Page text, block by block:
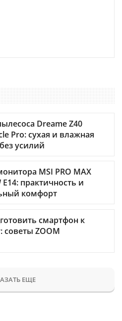
Dreame Z40
Pro: сухая и влажная
усилий
MSI PRO MAX
E14: практичность и
комфорт
смартфон к
советы ZOOM
ЕЩЕ